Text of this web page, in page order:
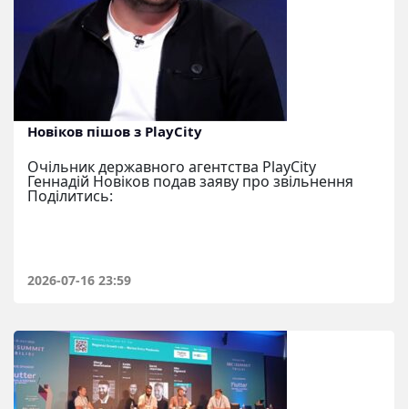
Новіков пішов з PlayCity
Очільник державного агентства PlayCity
Геннадій Новіков подав заяву про звільнення
Поділитись:
2026-07-16 23:59